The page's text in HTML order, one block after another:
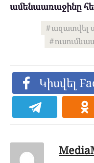
ամենաառաջինը
ազատվել
Կիսվել